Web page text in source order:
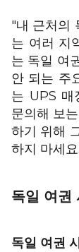
"내 근처의
는 여러 지
는 독일 여
안 되는 주
는 UPS 매
문의해 보
하기 위해
하지 마세요.
독일 여권
독일 여권